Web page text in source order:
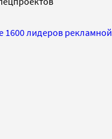
1600 лидеров